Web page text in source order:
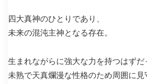
四大真神のひとりであり、
未来の混沌主神となる存在。
生まれながらに強大な力を持つはずだ
未熟で天真爛漫な性格のため周囲に